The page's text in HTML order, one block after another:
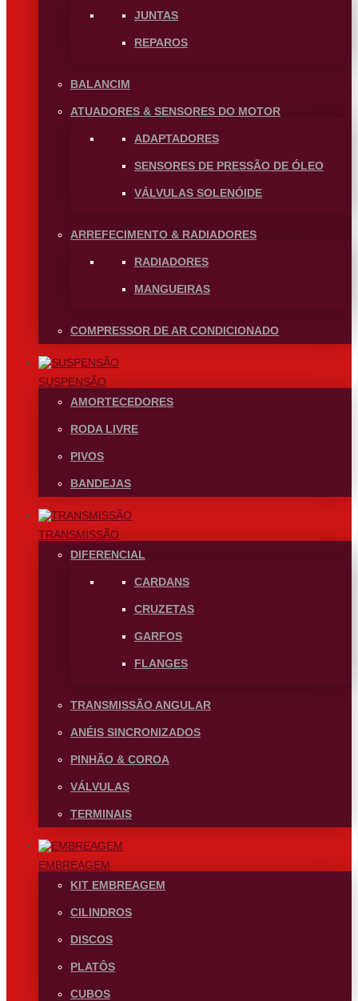
JUNTAS
REPAROS
BALANCIM
ATUADORES & SENSORES DO MOTOR
ADAPTADORES
SENSORES DE PRESSÃO DE ÓLEO
VÁLVULAS SOLENÓIDE
ARREFECIMENTO & RADIADORES
RADIADORES
MANGUEIRAS
COMPRESSOR DE AR CONDICIONADO
SUSPENSÃO
AMORTECEDORES
RODA LIVRE
PIVOS
BANDEJAS
TRANSMISSÃO
DIFERENCIAL
CARDANS
CRUZETAS
GARFOS
FLANGES
TRANSMISSÃO ANGULAR
ANÉIS SINCRONIZADOS
PINHÃO & COROA
VÁLVULAS
TERMINAIS
EMBREAGEM
KIT EMBREAGEM
CILINDROS
DISCOS
PLATÔS
CUBOS